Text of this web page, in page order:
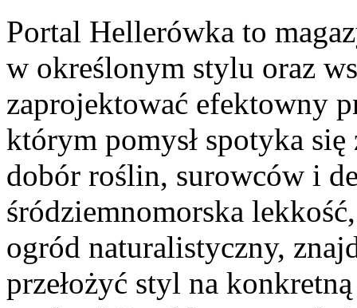
Portal Hellerówka to
w określonym stylu oraz
zaprojektować efektowny
którym pomysł spotyka
dobór roślin, surowców i
śródziemnomorska
ogród naturalistyczny,
przełożyć styl na